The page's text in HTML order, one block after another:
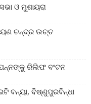
ଓ ମୁଶାୟରା
ଚନ୍ଦ୍ର ଉଚ୍ଚ
ରିଲିଫ ବଂଟନ
ବନ୍ୟା, ବିଷ୍ଣୁପୁରବିନ୍ଧା